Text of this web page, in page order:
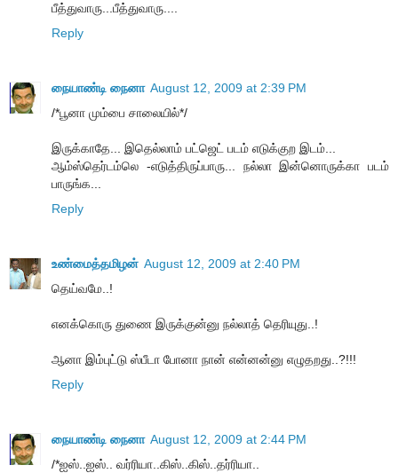
பீத்துவாரு...பீத்துவாரு....
Reply
நையாண்டி நைனா August 12, 2009 at 2:39 PM
/*பூனா மும்பை சாலையில்*/
இருக்காதே... இதெல்லாம் பட்ஜெட் படம் எடுக்குற இடம்...
ஆம்ஸ்தெர்டம்லெ -எடுத்திருப்பாரு... நல்லா இன்னொருக்கா படம்
பாருங்க...
Reply
உண்மைத்தமிழன் August 12, 2009 at 2:40 PM
தெய்வமே..!
எனக்கொரு துணை இருக்குன்னு நல்லாத் தெரியுது..!
ஆனா இம்புட்டு ஸ்பீடா போனா நான் என்னன்னு எழுதறது..?!!!
Reply
நையாண்டி நைனா August 12, 2009 at 2:44 PM
/*ஐஸ்..ஐஸ்.. வர்ரியா..கிஸ்..கிஸ்..தர்ரியா..